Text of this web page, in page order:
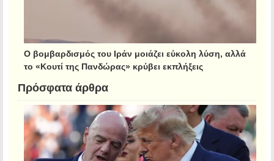
Ο βομβαρδισμός του Ιράν μοιάζει εύκολη λύση, αλλά
το «Κουτί της Πανδώρας» κρύβει εκπλήξεις
Πρόσφατα άρθρα